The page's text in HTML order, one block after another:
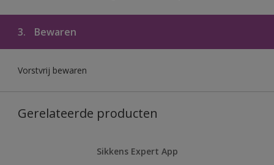
3. Bewaren
Vorstvrij bewaren
Gerelateerde producten
Sikkens Expert App